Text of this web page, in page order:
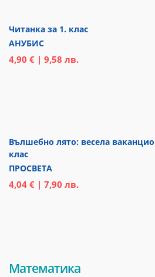
Читанка за 1. клас
АНУБИС
4,90 € | 9,58 лв.
Вълшебно лято: весела
клас
ПРОСВЕТА
4,04 € | 7,90 лв.
Математика